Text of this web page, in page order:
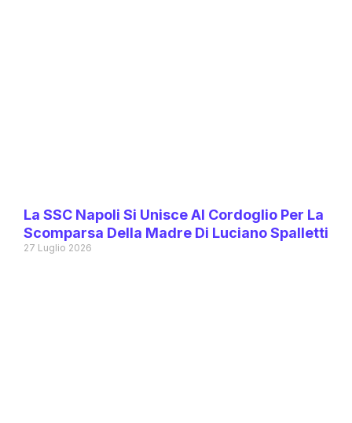
La SSC Napoli Si Unisce Al Cordoglio Per La
Scomparsa Della Madre Di Luciano Spalletti
27 Luglio 2026